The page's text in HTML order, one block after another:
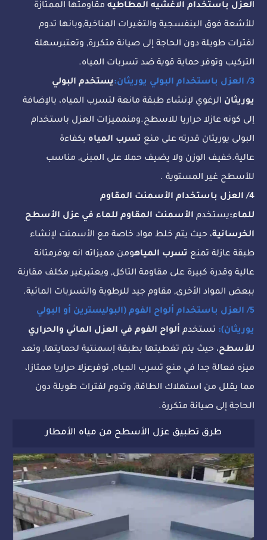
العزل باستخدام الاغشيه المطاطيه مقاومتها الممتازة
للأشعة فوق البنفسجية والتغيرات المناخية,وبانها تدوم
لفترات طويلة دون الحاجة إلى صيانة متكررة, وتعتبرسهلة
التركيب وتوفر حماية قوية ضد تسربات المياه.
3/ العزل باستخدام البولي يوريثان:
يستخدم البولي
يوريثان الرغوي لإنشاء طبقة مانعة لتسرب المياه، بالإضافة
إلى كونه عازلا حراريا للاسطح.ومنمميزات العزل باستخدام
البولى يوريثان قدرته على منع تسرب المياه بكفاءة
عالية.خفيف الوزن ولا يضيف حملا على المبنى, مناسب
للأسطح غير المستوية .
4/ العزل باستخدام الأسمنت المقاوم
للماء:يستخدم الأسمنت المقاوم للماء في عزل الأسطح
الخرسانية، حيث يتم خلط مواد خاصة مع الأسمنت لإنشاء
طبقة عازلة تمنع تسرب المياهومن مميزاته انه يوفرمتانة
عالية وقدرة كبيرة على مقاومة التاكل, ويعتبرغير مكلف مقارنة
ببعض المواد الأخرى, مقاوم جيد للرطوبة والتسربات المائية.
5/ العزل باستخدام ألواح الفوم (البوليسترين أو البولي
يوريثان): تستخدم ألواح الفوم في العزل المائي والحراري
للأسطح، حيث يتم تغطيتها بطبقة إسمنتية لحمايتها, وتعد
ميزه فعالة جدا في منع تسرب المياه, توفرعزلا حراريا ممتازا،
مما يقلل من استهلاك الطاقة, وتدوم لفترات طويلة دون
الحاجة إلى صيانة متكررة.
طرق تطبيق عزل الأسطح من مياه الأمطار